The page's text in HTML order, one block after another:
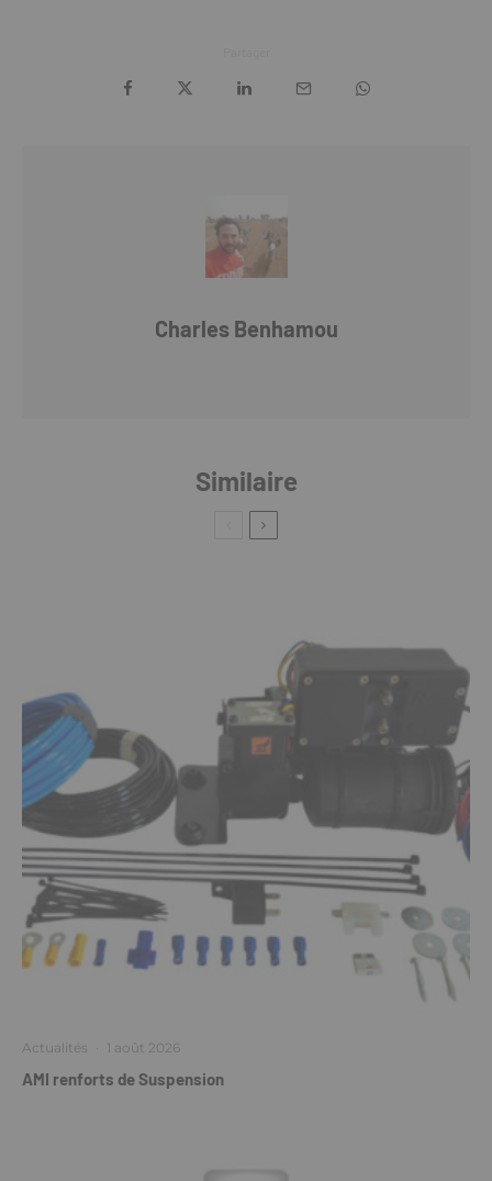
Charles Benhamou
Similaire
Actualités · 1 août 2026
AMI renforts de Suspension